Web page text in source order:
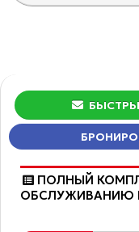
ПОЛНЫЙ
ОБCЛУЖИВАНИЮ